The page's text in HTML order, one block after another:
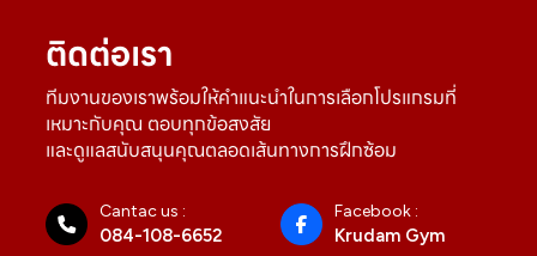
ติดต่อเรา
ทีมงานของเราพร้อมให้คำแนะนำในการเลือกโปรแกรมที่
เหมาะกับคุณ ตอบทุกข้อสงสัย
และดูแลสนับสนุนคุณตลอดเส้นทางการฝึกซ้อม
Cantac us :
084-108-6652
Facebook :
Krudam Gym